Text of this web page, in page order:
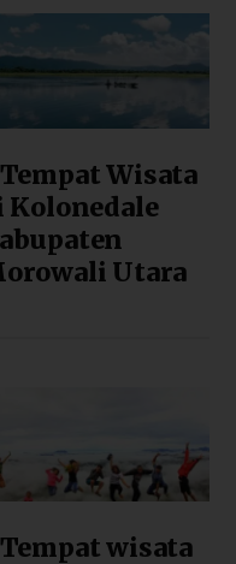
Wisata
Kolonedale
Utara
wisata